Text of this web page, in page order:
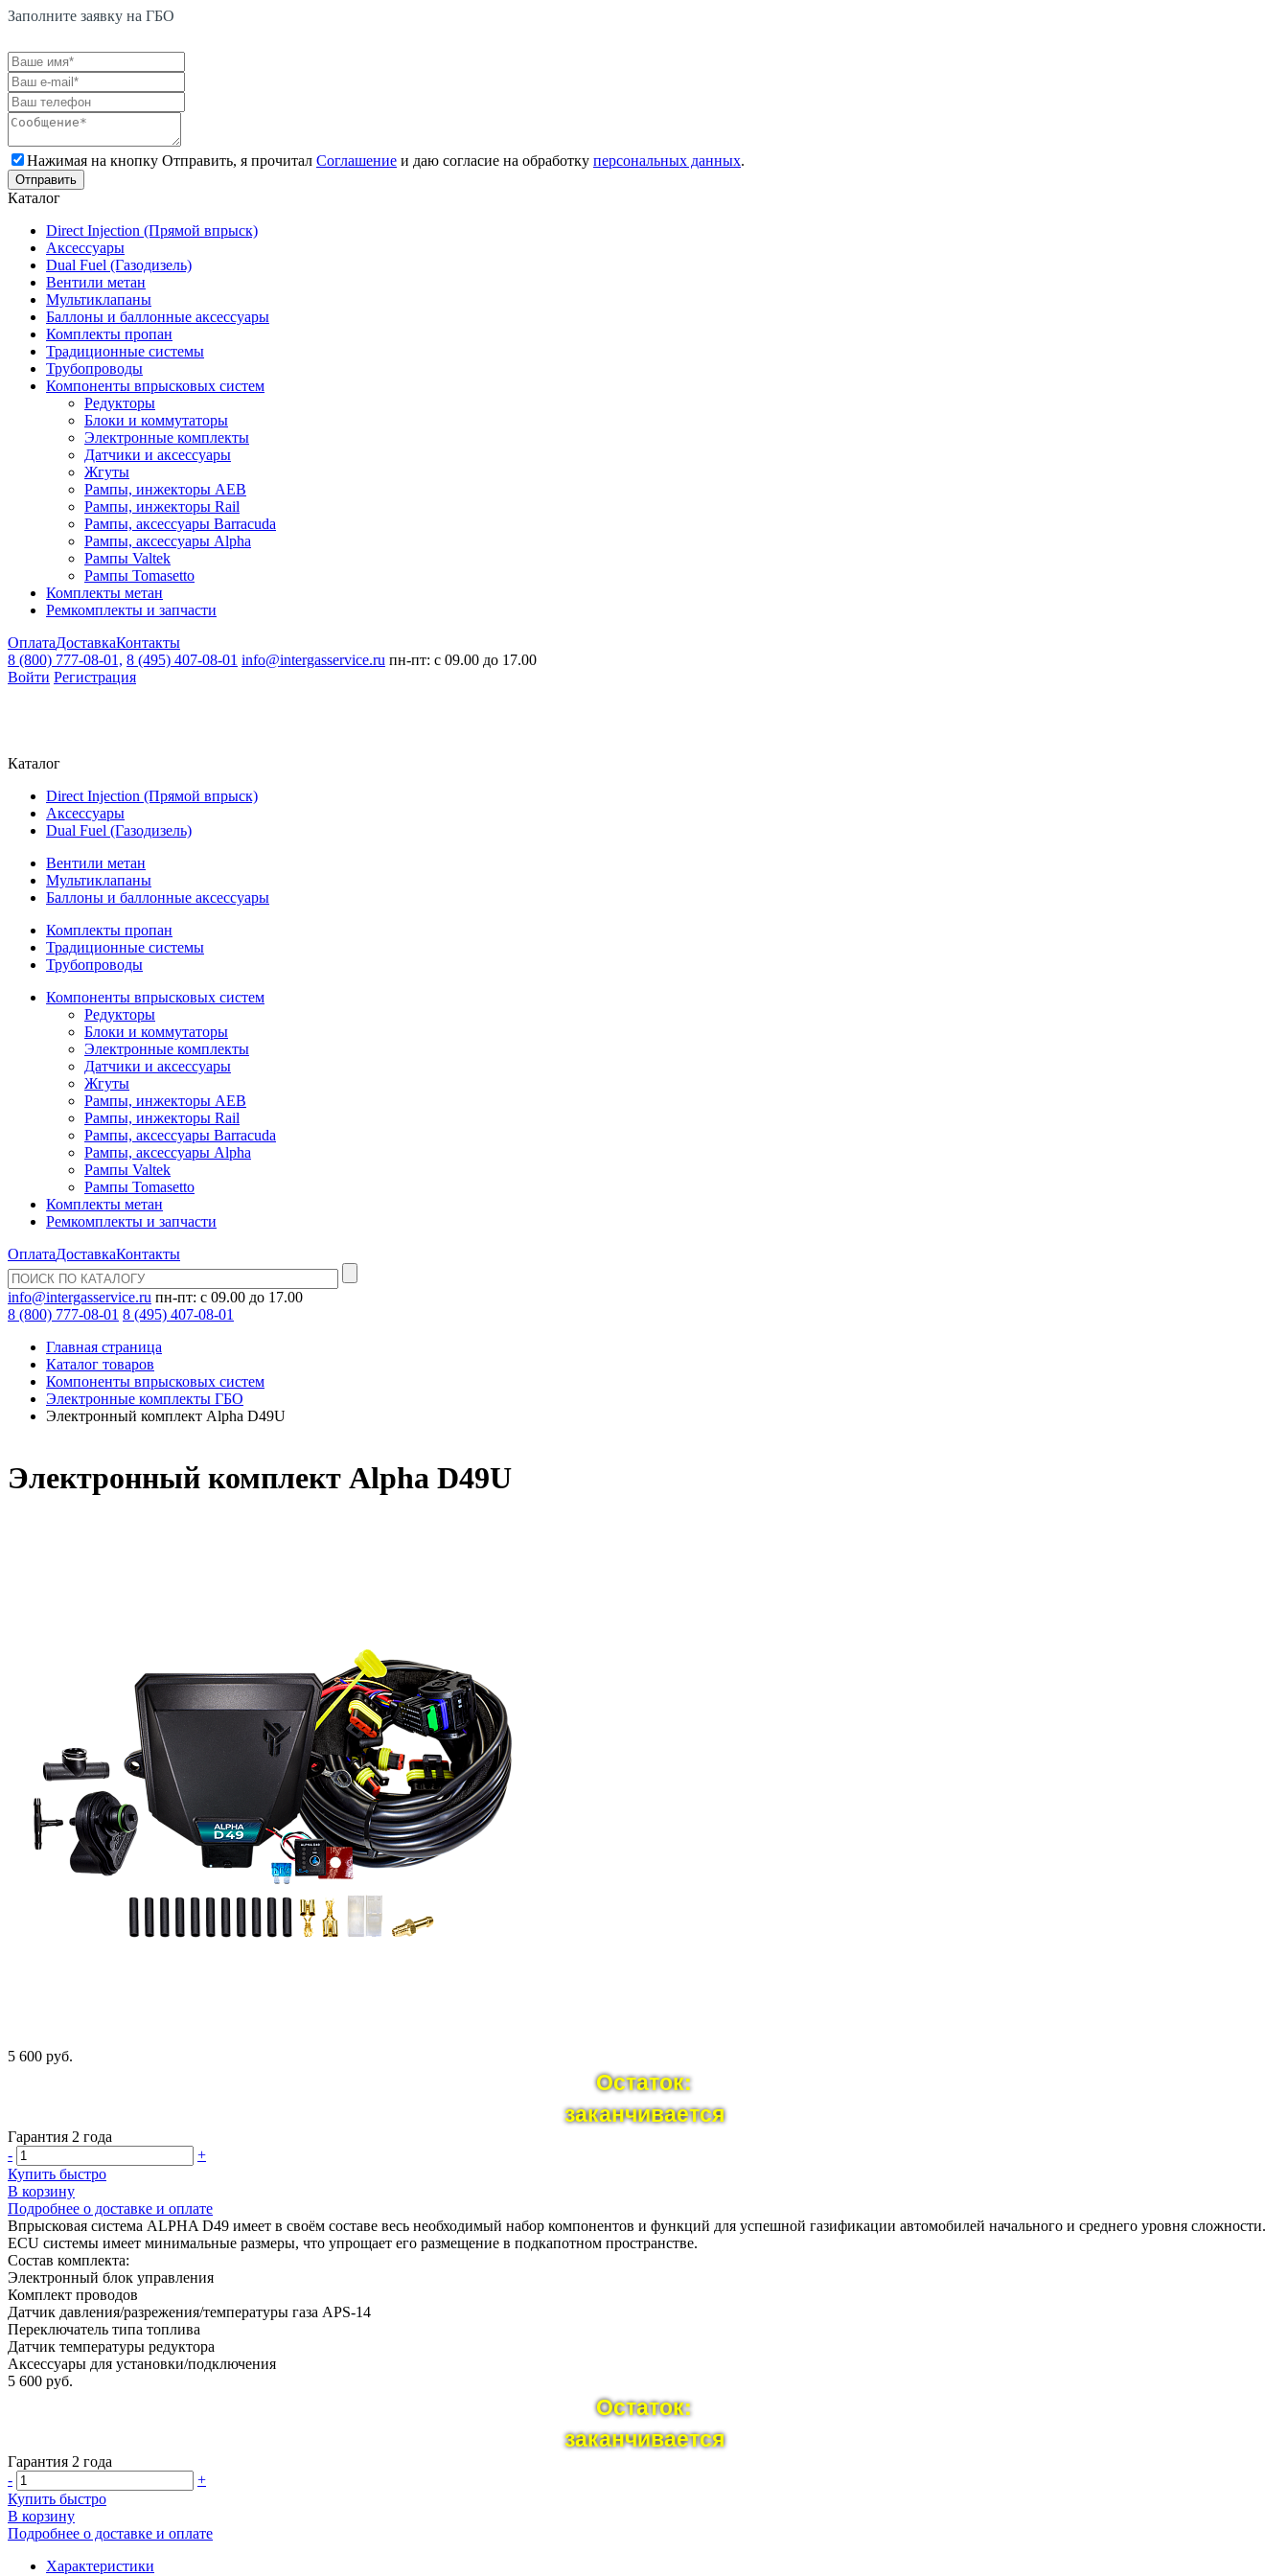
Заполните заявку на ГБО
Нажимая на кнопку Отправить, я прочитал Соглашение и даю согласие на обработку персональных данных.
Каталог
Direct Injection (Прямой впрыск)
Аксессуары
Dual Fuel (Газодизель)
Вентили метан
Мультиклапаны
Баллоны и баллонные аксессуары
Комплекты пропан
Традиционные системы
Трубопроводы
Компоненты впрысковых систем
Редукторы
Блоки и коммутаторы
Электронные комплекты
Датчики и аксессуары
Жгуты
Рампы, инжекторы AEB
Рампы, инжекторы Rail
Рампы, аксессуары Barracuda
Рампы, аксессуары Alpha
Рампы Valtek
Рампы Tomasetto
Комплекты метан
Ремкомплекты и запчасти
ОплатаДоставкаКонтакты
8 (800) 777-08-01, 8 (495) 407-08-01 info@intergasservice.ru пн-пт: с 09.00 до 17.00
Войти Регистрация
Каталог
Direct Injection (Прямой впрыск)
Аксессуары
Dual Fuel (Газодизель)
Вентили метан
Мультиклапаны
Баллоны и баллонные аксессуары
Комплекты пропан
Традиционные системы
Трубопроводы
Компоненты впрысковых систем
Редукторы
Блоки и коммутаторы
Электронные комплекты
Датчики и аксессуары
Жгуты
Рампы, инжекторы AEB
Рампы, инжекторы Rail
Рампы, аксессуары Barracuda
Рампы, аксессуары Alpha
Рампы Valtek
Рампы Tomasetto
Комплекты метан
Ремкомплекты и запчасти
ОплатаДоставкаКонтакты
info@intergasservice.ru пн-пт: с 09.00 до 17.00
8 (800) 777-08-01 8 (495) 407-08-01
Главная страница
Каталог товаров
Компоненты впрысковых систем
Электронные комплекты ГБО
Электронный комплект Alpha D49U
Электронный комплект Alpha D49U
5 600 руб.
Остаток:
заканчивается
Гарантия 2 года
-
+
Купить быстро
В корзину
Подробнее о доставке и оплате
Впрысковая система ALPHA D49 имеет в своём составе весь необходимый набор компонентов и функций для успешной газификации автомобилей начального и среднего уровня сложности.
ECU системы имеет минимальные размеры, что упрощает его размещение в подкапотном пространстве.
Состав комплекта:
Электронный блок управления
Комплект проводов
Датчик давления/разрежения/температуры газа APS-14
Переключатель типа топлива
Датчик температуры редуктора
Аксессуары для установки/подключения
5 600 руб.
Остаток:
заканчивается
Гарантия 2 года
-
+
Купить быстро
В корзину
Подробнее о доставке и оплате
Характеристики